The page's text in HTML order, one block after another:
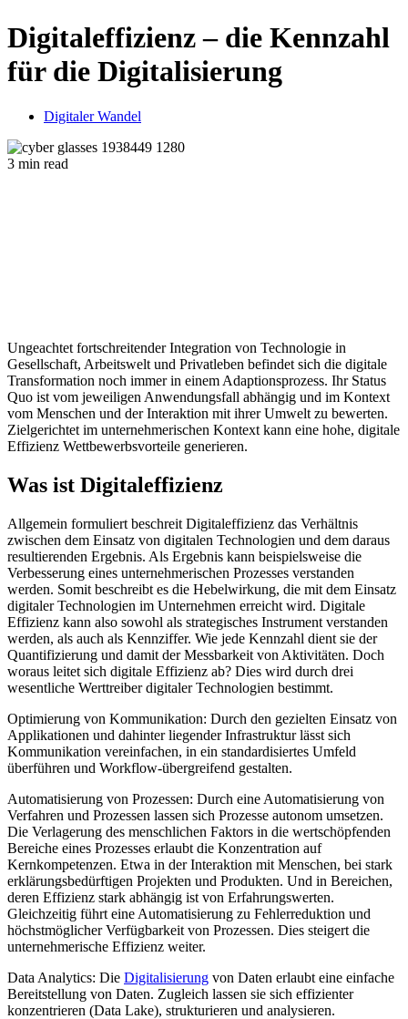
Digitaleffizienz – die Kennzahl
für die Digitalisierung
Digitaler Wandel
3 min read
Ungeachtet fortschreitender Integration von Technologie in
Gesellschaft, Arbeitswelt und Privatleben befindet sich die digitale
Transformation noch immer in einem Adaptionsprozess. Ihr Status
Quo ist vom jeweiligen Anwendungsfall abhängig und im Kontext
vom Menschen und der Interaktion mit ihrer Umwelt zu bewerten.
Zielgerichtet im unternehmerischen Kontext kann eine hohe, digitale
Effizienz Wettbewerbsvorteile generieren.
Was ist Digitaleffizienz
Allgemein formuliert beschreit Digitaleffizienz das Verhältnis
zwischen dem Einsatz von digitalen Technologien und dem daraus
resultierenden Ergebnis. Als Ergebnis kann beispielsweise die
Verbesserung eines unternehmerischen Prozesses verstanden
werden. Somit beschreibt es die Hebelwirkung, die mit dem Einsatz
digitaler Technologien im Unternehmen erreicht wird. Digitale
Effizienz kann also sowohl als strategisches Instrument verstanden
werden, als auch als Kennziffer. Wie jede Kennzahl dient sie der
Quantifizierung und damit der Messbarkeit von Aktivitäten. Doch
woraus leitet sich digitale Effizienz ab? Dies wird durch drei
wesentliche Werttreiber digitaler Technologien bestimmt.
Optimierung von Kommunikation: Durch den gezielten Einsatz von
Applikationen und dahinter liegender Infrastruktur lässt sich
Kommunikation vereinfachen, in ein standardisiertes Umfeld
überführen und Workflow-übergreifend gestalten.
Automatisierung von Prozessen: Durch eine Automatisierung von
Verfahren und Prozessen lassen sich Prozesse autonom umsetzen.
Die Verlagerung des menschlichen Faktors in die wertschöpfenden
Bereiche eines Prozesses erlaubt die Konzentration auf
Kernkompetenzen. Etwa in der Interaktion mit Menschen, bei stark
erklärungsbedürftigen Projekten und Produkten. Und in Bereichen,
deren Effizienz stark abhängig ist von Erfahrungswerten.
Gleichzeitig führt eine Automatisierung zu Fehlerreduktion und
höchstmöglicher Verfügbarkeit von Prozessen. Dies steigert die
unternehmerische Effizienz weiter.
Data Analytics: Die Digitalisierung von Daten erlaubt eine einfache
Bereitstellung von Daten. Zugleich lassen sie sich effizienter
konzentrieren (Data Lake), strukturieren und analysieren.